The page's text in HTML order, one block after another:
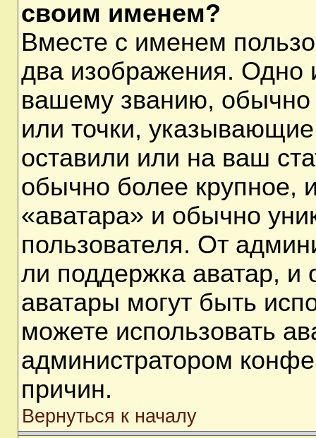
своим именем?
Вместе с именем
два изображения. Одно
вашему званию, обычно
или точки,
оставили или на ваш
обычно более крупное,
«аватара» и обычно
пользователя. От
ли поддержка аватар, и
аватары могут быть
можете использовать
администратором
причин.
Вернуться к началу